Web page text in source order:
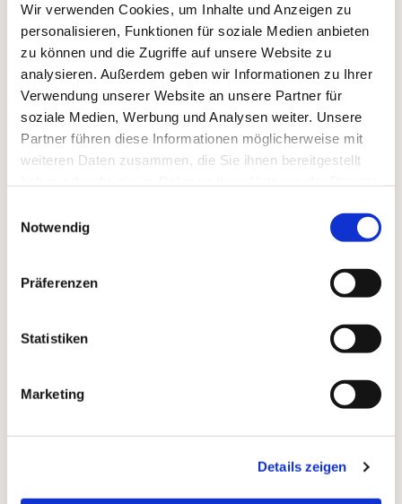
Wir verwenden Cookies, um Inhalte und Anzeigen zu
personalisieren, Funktionen für soziale Medien anbieten
zu können und die Zugriffe auf unsere Website zu
analysieren. Außerdem geben wir Informationen zu Ihrer
Verwendung unserer Website an unsere Partner für
soziale Medien, Werbung und Analysen weiter. Unsere
Partner führen diese Informationen möglicherweise mit
weiteren Daten zusammen, die Sie ihnen bereitgestellt
Notwendig
Präferenzen
Statistiken
Marketing
Details zeigen